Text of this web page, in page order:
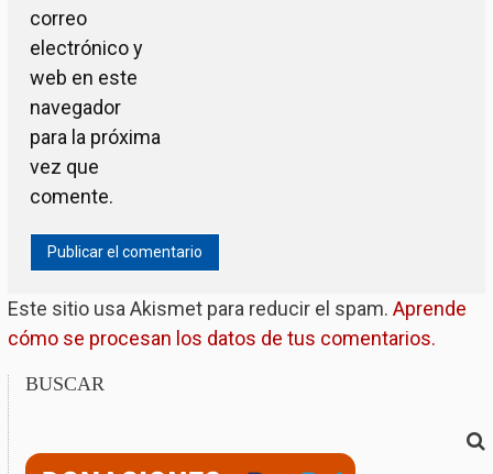
correo
electrónico y
web en este
navegador
para la próxima
vez que
comente.
Este sitio usa Akismet para reducir el spam. Aprende
cómo se procesan los datos de tus comentarios.
BUSCAR